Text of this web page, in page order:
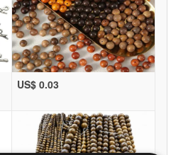
US$ 0.03